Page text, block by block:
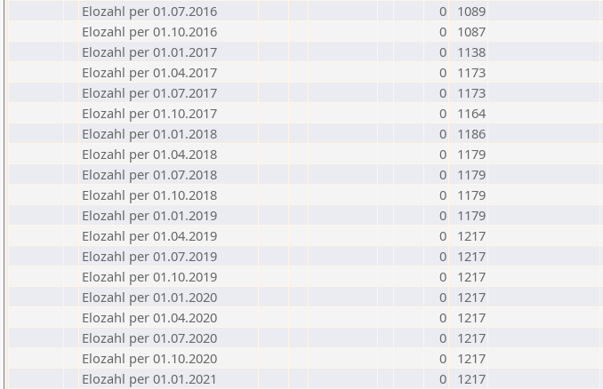
Elozahl per 01.07.2016
0
1089
Elozahl per 01.10.2016
0
1087
Elozahl per 01.01.2017
0
1138
Elozahl per 01.04.2017
0
1173
Elozahl per 01.07.2017
0
1173
Elozahl per 01.10.2017
0
1164
Elozahl per 01.01.2018
0
1186
Elozahl per 01.04.2018
0
1179
Elozahl per 01.07.2018
0
1179
Elozahl per 01.10.2018
0
1179
Elozahl per 01.01.2019
0
1179
Elozahl per 01.04.2019
0
1217
Elozahl per 01.07.2019
0
1217
Elozahl per 01.10.2019
0
1217
Elozahl per 01.01.2020
0
1217
Elozahl per 01.04.2020
0
1217
Elozahl per 01.07.2020
0
1217
Elozahl per 01.10.2020
0
1217
Elozahl per 01.01.2021
0
1217